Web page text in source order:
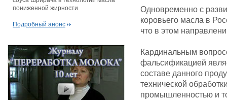
пониженной жирности
Подробный анонс
Одновременно с
коровьего масла в
что в этом
Кардинальным
фальсификацией
составе данного
технической
промышленностью и